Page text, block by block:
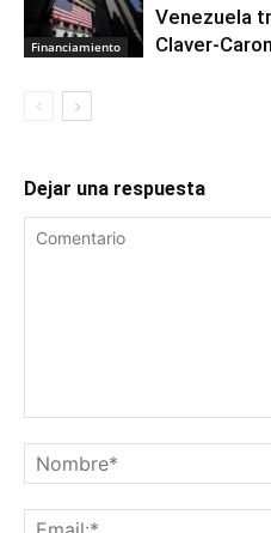
Financiamiento
Venezuela
Claver-
Dejar una respuesta